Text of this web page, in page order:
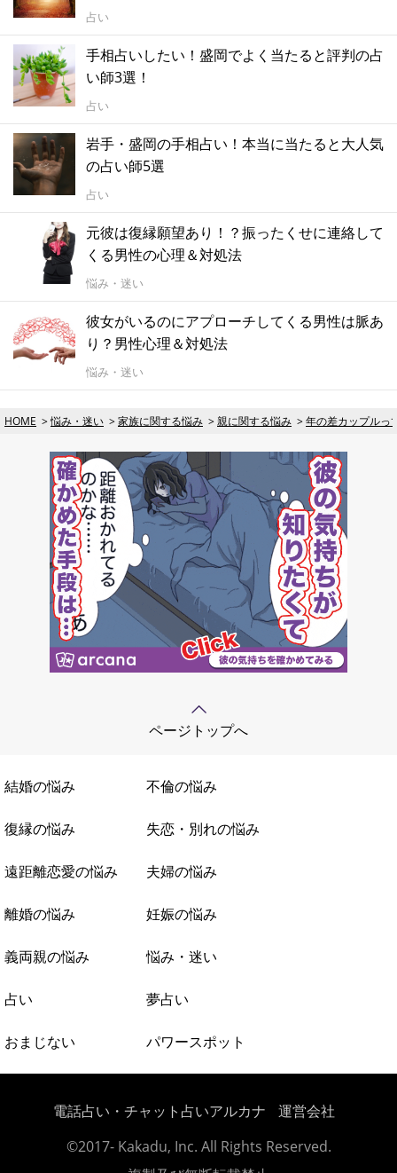
占い
手相占いしたい！盛岡でよく当たると評判の占
い師3選！
占い
岩手・盛岡の手相占い！本当に当たると大人気
の占い師5選
占い
元彼は復縁願望あり！？振ったくせに連絡して
くる男性の心理＆対処法
悩み・迷い
彼女がいるのにアプローチしてくる男性は脈あ
り？男性心理＆対処法
悩み・迷い
HOME 悩み・迷い 家族に関する悩み 親に関する悩み 年の差カップルっ
ページトップへ
結婚の悩み 不倫の悩み
復縁の悩み 失恋・別れの悩み
遠距離恋愛の悩み 夫婦の悩み
離婚の悩み 妊娠の悩み
義両親の悩み 悩み・迷い
占い 夢占い
おまじない パワースポット
電話占い・チャット占いアルカナ
運営会社
©2017- Kakadu, Inc. All Rights Reserved.